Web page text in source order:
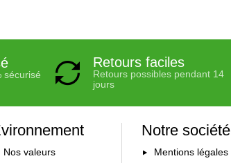
sécurisé
Retours faciles
Retours possibles pendant 14
jours
Nos valeurs
Notre société
Mentions légales